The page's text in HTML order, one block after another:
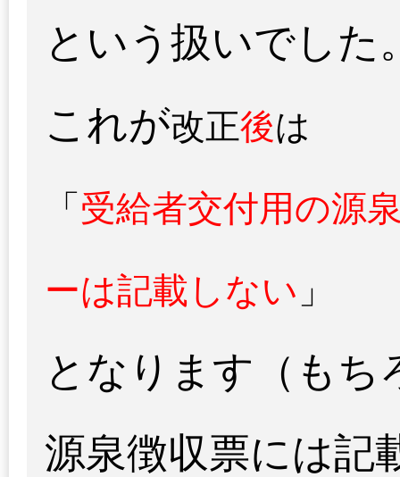
という扱いでした
これが改正後は
「 受給者交付用の源
ーは記載しない 」
となります（もち
源泉徴収票には記